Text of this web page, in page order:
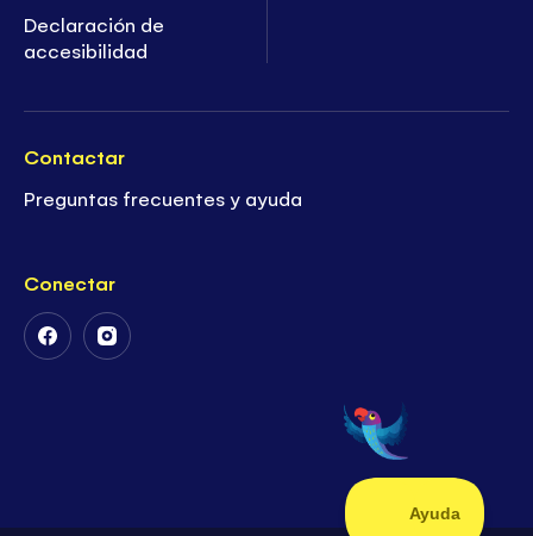
Declaración de
accesibilidad
Contactar
Preguntas frecuentes y ayuda
Conectar
FollowFollow